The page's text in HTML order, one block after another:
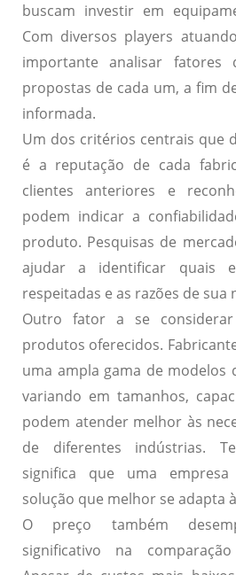
buscam investir em
Com diversos players
importante analisar fatores
propostas de cada um, a fim
informada.
Um dos critérios centrais que
é a reputação de cada
clientes anteriores e
podem indicar a
produto. Pesquisas de
ajudar a identificar quais
respeitadas e as razões de sua
Outro fator a se
produtos oferecidos.
uma ampla gama de modelos
variando em tamanhos,
podem atender melhor às
de diferentes indústrias.
significa que uma
solução que melhor se adapta
O preço também
significativo na